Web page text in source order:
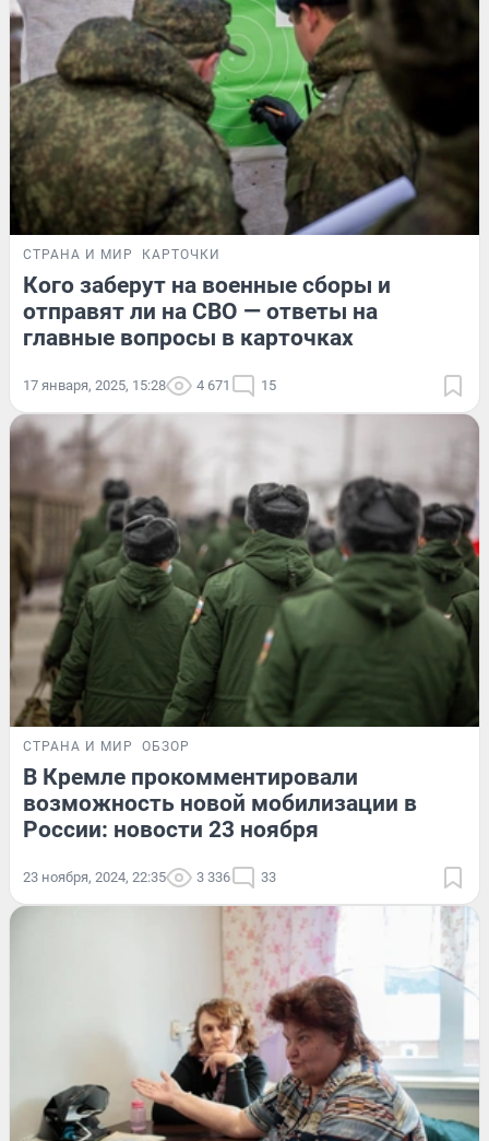
СТРАНА И МИР КАРТОЧКИ
Кого заберут на военные сборы и
отправят ли на СВО — ответы на
главные вопросы в карточках
17 января, 2025, 15:28 4 671 15
СТРАНА И МИР ОБЗОР
В Кремле прокомментировали
возможность новой мобилизации в
России: новости 23 ноября
23 ноября, 2024, 22:35 3 336 33